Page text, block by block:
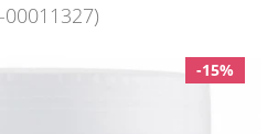
-15%